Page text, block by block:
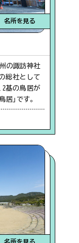
名所を見る
州の諏訪神社
総社として
2基の鳥居が
」です。